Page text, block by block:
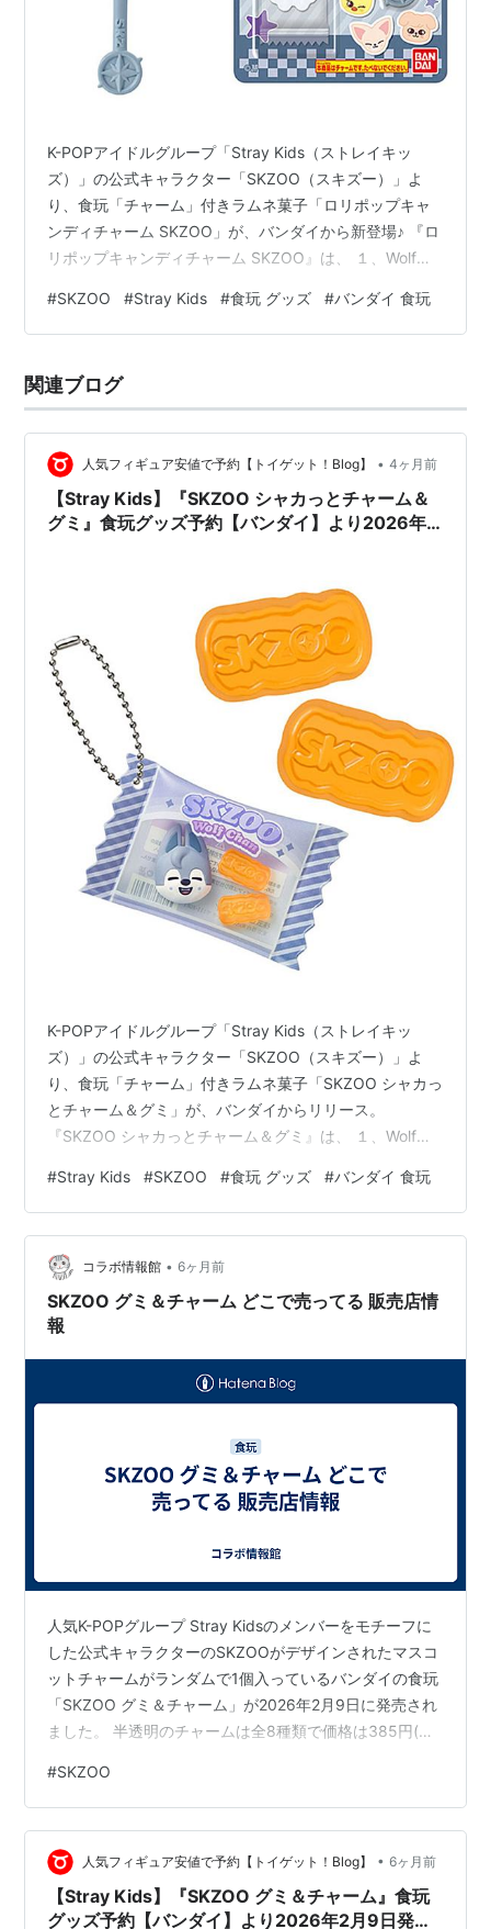
K-POPアイドルグループ「Stray Kids（ストレイキッ
ズ）」の公式キャラクター「SKZOO（スキズー）」よ
り、食玩「チャーム」付きラムネ菓子「ロリポップキャ
ンディチャーム SKZOO」が、バンダイから新登場♪ 『ロ
リポップキャンディチャーム SKZOO』は、 １、Wolf
QUOKKA ６、BbokAri ７、PuppyM ８、Foxl.Ny の全8
種よりメーカー規定の比率に従い封入。 「チャーム」の
ポップキャンディチャーム SKZOO』10個入り…
#SKZOO #Stray Kids #食玩 グッズ #バンダイ 食玩
関連ブログ
人気フィギュア安値で予約【トイゲット！Blog】 • 4ヶ月前
【Stray Kids】『SKZOO シャカっとチャーム＆
グミ』食玩グッズ予約【バンダイ】より2026年9
K-POPアイドルグループ「Stray Kids（ストレイキッ
ズ）」の公式キャラクター「SKZOO（スキズー）」よ
り、食玩「チャーム」付きラムネ菓子「SKZOO シャカっ
とチャーム＆グミ」が、バンダイからリリース。
『SKZOO シャカっとチャーム＆グミ』は、 １、Wolf
QUOKKA ６、BbokAri ７、PuppyM ８、Foxl.Ny の全8
種よりメーカー規定の比率に従い封入。 【食玩】
『SKZOO シャカっとチャーム＆グミ』12個入りBOX
は、バンダイより2026年09月発売の予定です♪
【Amazon…
#Stray Kids #SKZOO #食玩 グッズ #バンダイ 食玩
コラボ情報館 • 6ヶ月前
SKZOO グミ＆チャーム どこで売ってる 販売店情
報
人気K-POPグループ Stray Kidsのメンバーをモチーフに
した公式キャラクターのSKZOOがデザインされたマスコ
ットチャームがランダムで1個入っているバンダイの食玩
「SKZOO グミ＆チャーム」が2026年2月9日に発売され
ました。 半透明のチャームは全8種類で価格は385円(税
ファンなら見逃せないコレクションアイテムとなってい
ます。 チャームのラインナップ 1．Wolf Chan2．
Leebit3．DWAEKKI4．Jiniret5．HAN QUOKKA6．
BbokAri7．PuppyM8．Foxl.Ny グミもSKZOOの形に
な…
#SKZOO
人気フィギュア安値で予約【トイゲット！Blog】 • 6ヶ月前
【Stray Kids】『SKZOO グミ＆チャーム』食玩
グッズ予約【バンダイ】より2026年2月9日発売